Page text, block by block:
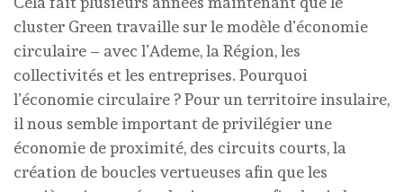
cluster Green travaille sur le modèle d’économie
circulaire – avec l’Ademe, la Région, les
collectivités et les entreprises. Pourquoi
l’économie circulaire ? Pour un territoire insulaire,
il nous semble important de privilégier une
économie de proximité, des circuits courts, la
création de boucles vertueuses afin que les